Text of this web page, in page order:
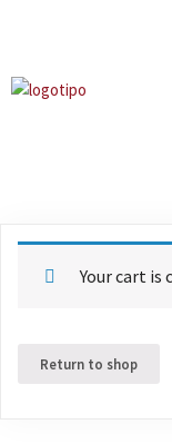
Your cart is
Return to shop